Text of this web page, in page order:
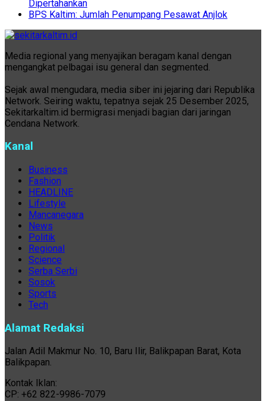
Dipertahankan
BPS Kaltim: Jumlah Penumpang Pesawat Anjlok
Media regional yang menyajikan beragam kanal dengan
mengangkat pelbagai isu general dan segmented.
Sejak awal mengudara, media siber ini jejaring dari Republika
Network. Seiring waktu, tepatnya sejak 25 Desember 2025,
Sekitarkaltim.id bermigrasi menjadi bagian dari jaringan
Cendana Network.
Kanal
Business
Fashion
HEADLINE
Lifestyle
Mancanegara
News
Politik
Regional
Science
Serba Serbi
Sosok
Sports
Tech
Alamat Redaksi
Jalan Adil Makmur No. 10, Baru Ilir, Balikpapan Barat, Kota
Balikpapan.
Kontak Iklan:
CP: +62 822-9986-7079